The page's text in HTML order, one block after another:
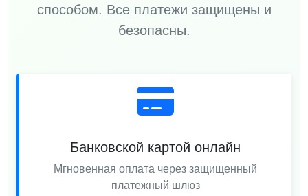
способом. Все платежи защищены и
безопасны.
Банковской картой онлайн
Мгновенная оплата через защищенный
платежный шлюз